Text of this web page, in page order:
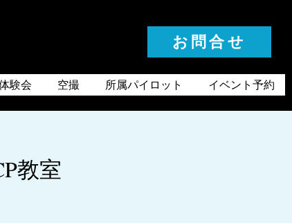
お問合せ
験会 空撮 所属パイロット イベント予約
教室